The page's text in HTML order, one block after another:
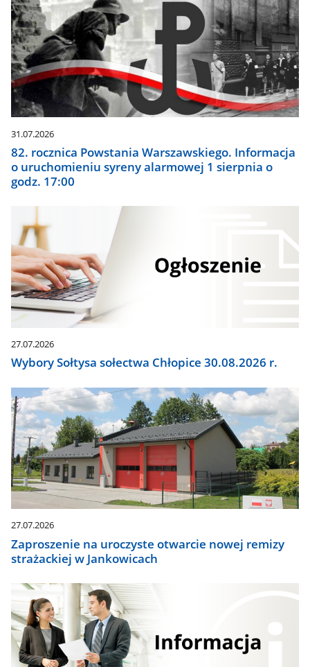
31.07.2026
82. rocznica Powstania Warszawskiego. Informacja
o uruchomieniu syreny alarmowej 1 sierpnia o
godz. 17:00
27.07.2026
Wybory Sołtysa sołectwa Chłopice 30.08.2026 r.
27.07.2026
Zaproszenie na uroczyste otwarcie nowej remizy
strażackiej w Jankowicach